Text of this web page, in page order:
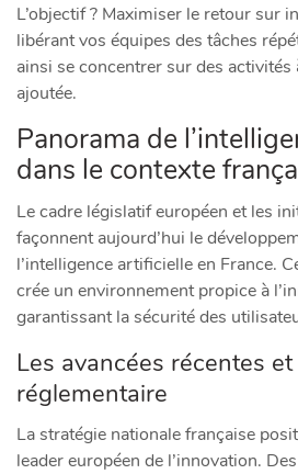
L’objectif ? Maximiser le retour sur
libérant vos équipes des tâches
ainsi se concentrer sur des
ajoutée.
Panorama de
dans le contexte
Le cadre législatif européen et les
façonnent aujourd’hui le
l’intelligence artificielle en France.
crée un environnement propice à
garantissant la sécurité des
Les avancées récentes
réglementaire
La stratégie nationale française
leader européen de l’innovation.